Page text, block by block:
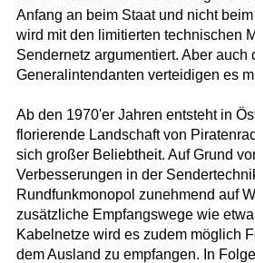
Anfang an beim Staat und nicht
wird mit den limitierten technischen
Sendernetz argumentiert. Aber
Generalintendanten verteidigen es
Ab den 1970'er Jahren entsteht in
florierende Landschaft von
sich großer Beliebtheit. Auf Grund
Verbesserungen in der
Rundfunkmonopol zunehmend auf
zusätzliche Empfangswege wie
Kabelnetze wird es zudem möglich
dem Ausland zu empfangen. In